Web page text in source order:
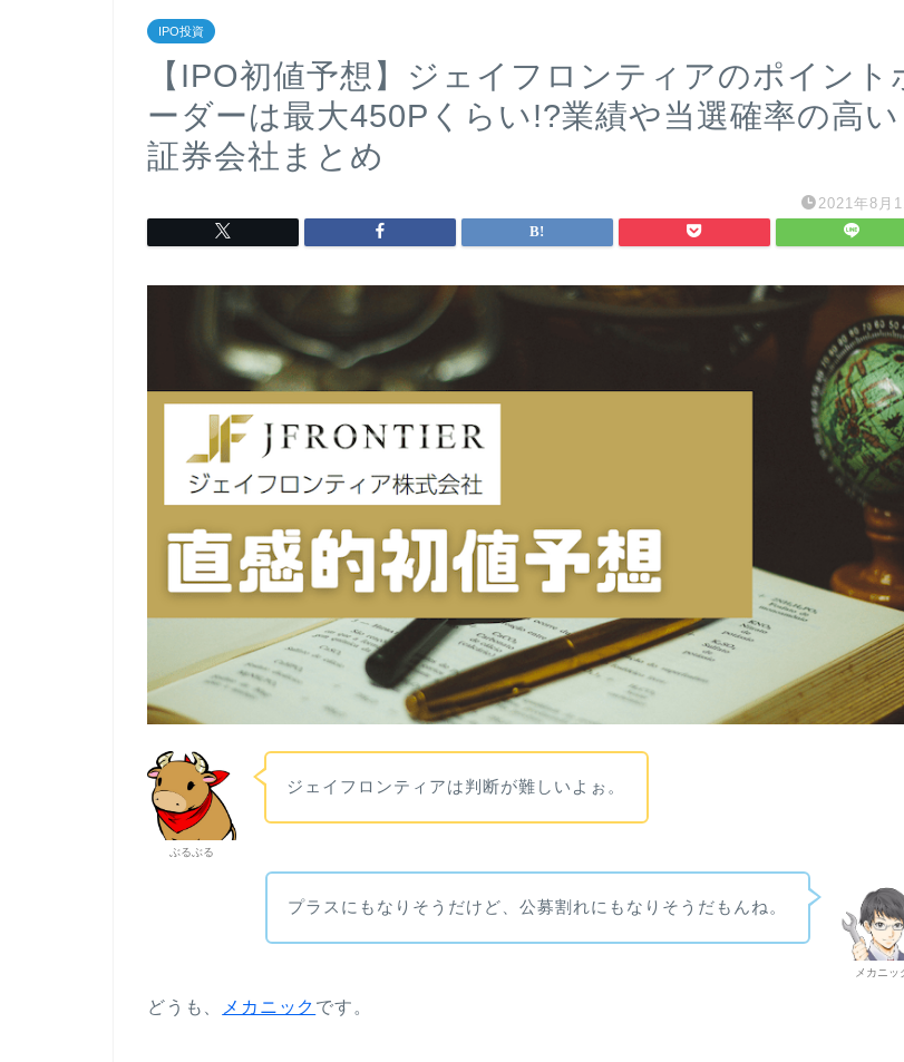
IPO投資
【IPO初値予想】ジェイフロンティアのポイント
ーダーは最大450Pくらい!?業績や当選確率の高い
証券会社まとめ
2021年8月
ぶるぶる
ジェイフロンティアは判断が難しいよぉ。
メカニッ
プラスにもなりそうだけど、公募割れにもなりそうだもんね。
どうも、 メカニック です。